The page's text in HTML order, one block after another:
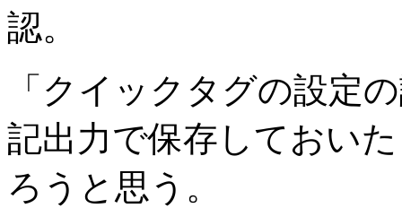
認。
「クイックタグの設定
記出力で保存しておい
ろうと思う。